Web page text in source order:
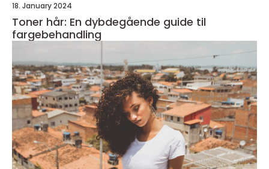
18. January 2024
Toner hår: En dybdegående guide til
fargebehandling